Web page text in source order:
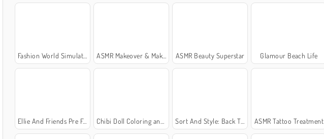
Fashion World Simulator ASMR Makeover & Makeup Studio ASMR Beauty Superstar Glamour Beach Life
Ellie And Friends Pre Fall Outfit Chibi Doll Coloring and Dress Up Sort And Style: Back To School ASMR Tattoo Treatment